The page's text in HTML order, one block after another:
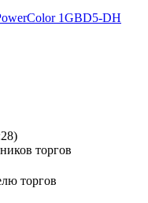
1GBD5-DH
торгов
торгов